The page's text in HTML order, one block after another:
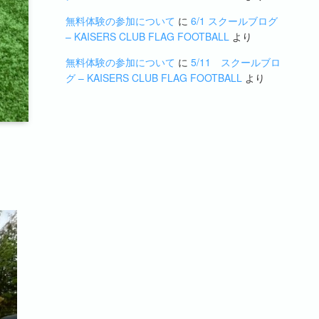
無料体験の参加について に 6/1 スクールブログ
– KAISERS CLUB FLAG FOOTBALL より
無料体験の参加について に 5/11 スクールブロ
グ – KAISERS CLUB FLAG FOOTBALL より